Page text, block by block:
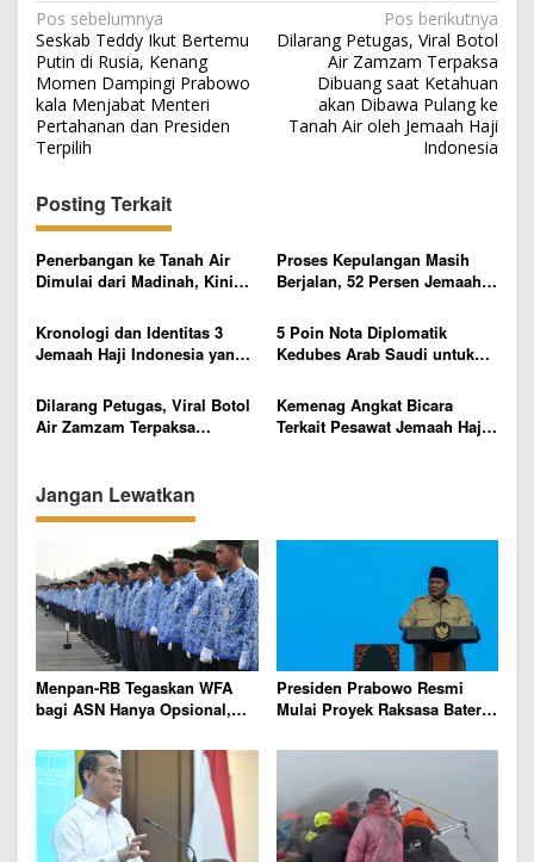
N
a
v
i
g
a
s
i
p
o
s
Pos sebelumnya
Seskab Teddy Ikut Bertemu
Putin di Rusia, Kenang
Momen Dampingi Prabowo
kala Menjabat Menteri
Pertahanan dan Presiden
Terpilih
Pos berikutnya
Dilarang Petugas, Viral Botol
Air Zamzam Terpaksa
Dibuang saat Ketahuan
akan Dibawa Pulang ke
Tanah Air oleh Jemaah Haji
Indonesia
Posting Terkait
Penerbangan ke Tanah Air
Dimulai dari Madinah, Kini
Haji Indonesia Masuk Fase
Akhir
Proses Kepulangan Masih
Berjalan, 52 Persen Jemaah
Tanah Air
Kronologi dan Identitas 3
Jemaah Haji Indonesia yang
Arab Saudi Sebut Terus
Lakukan Pencarian
5 Poin Nota Diplomatik
Kedubes Arab Saudi untuk
Publik, Soroti
Penyelenggaraan Haji 2025
Dilarang Petugas, Viral Botol
Air Zamzam Terpaksa
oleh Jemaah Haji Indonesia
Kemenag Angkat Bicara
Terkait Pesawat Jemaah Haji
Jangan Lewatkan
Menpan-RB Tegaskan WFA
bagi ASN Hanya Opsional,
Presiden Prabowo Resmi
Mulai Proyek Raksasa Baterai
Rp95,5 Triliun